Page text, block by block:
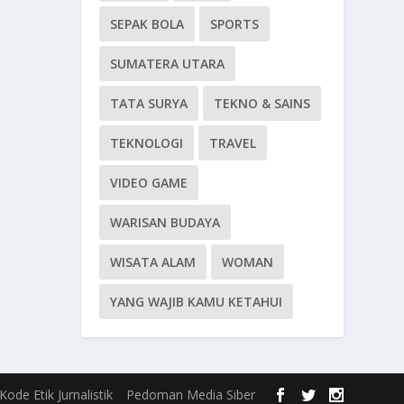
SEPAK BOLA SPORTS
SUMATERA UTARA
TATA SURYA TEKNO & SAINS
TEKNOLOGI TRAVEL
VIDEO GAME
WARISAN BUDAYA
WISATA ALAM WOMAN
YANG WAJIB KAMU KETAHUI
Kode Etik Jurnalistik Pedoman Media Siber